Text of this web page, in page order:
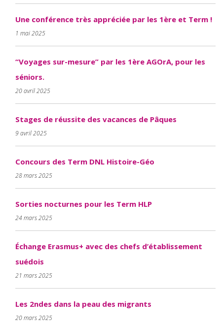
Une conférence très appréciée par les 1ère et Term !
1 mai 2025
“Voyages sur-mesure” par les 1ère AGOrA, pour les
séniors.
20 avril 2025
Stages de réussite des vacances de Pâques
9 avril 2025
Concours des Term DNL Histoire-Géo
28 mars 2025
Sorties nocturnes pour les Term HLP
24 mars 2025
Échange Erasmus+ avec des chefs d’établissement
suédois
21 mars 2025
Les 2ndes dans la peau des migrants
20 mars 2025